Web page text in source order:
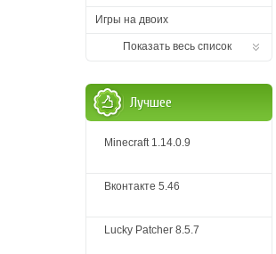
Игры на двоих
Показать весь список
Лучшее
Minecraft 1.14.0.9
Вконтакте 5.46
Lucky Patcher 8.5.7